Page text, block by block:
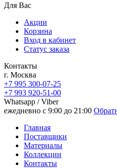
Для Вас
Акции
Корзина
Вход в кабинет
Статус заказа
Контакты
г. Москва
+7 995 300-07-25
+7 993 920-51-00
Whatsapp / Viber
ежедневно с 9:00 до 21:00
Главная
Поставщики
Материалы
Коллекции
Контакты